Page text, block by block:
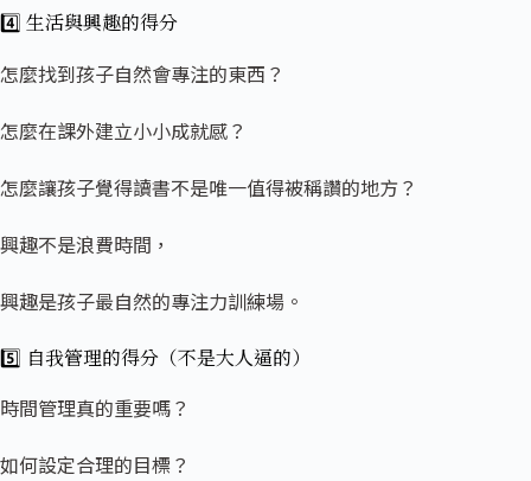
4️⃣ 生活與興趣的得分
怎麼找到孩子自然會專注的東西？
怎麼在課外建立小小成就感？
怎麼讓孩子覺得讀書不是唯一值得被稱讚的地方？
興趣不是浪費時間，
興趣是孩子最自然的專注力訓練場。
5️⃣ 自我管理的得分（不是大人逼的）
時間管理真的重要嗎？
如何設定合理的目標？